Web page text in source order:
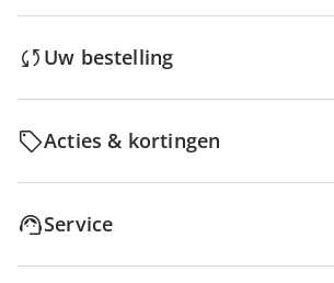
Uw bestelling
Acties & kortingen
Service